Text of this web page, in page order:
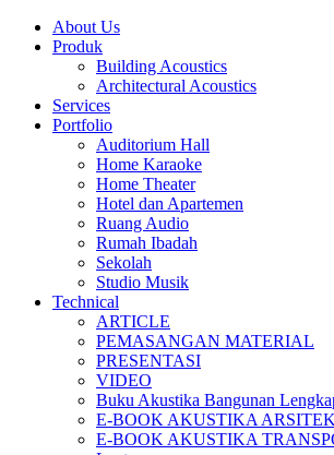
About Us
Produk
Building Acoustics
Architectural Acoustics
Services
Portfolio
Auditorium Hall
Home Karaoke
Home Theater
Hotel dan Apartemen
Ruang Audio
Rumah Ibadah
Sekolah
Studio Musik
Technical
ARTICLE
PEMASANGAN MATERIAL
PRESENTASI
VIDEO
Buku Akustika Bangunan
E-BOOK AKUSTIKA
E-BOOK AKUSTIKA